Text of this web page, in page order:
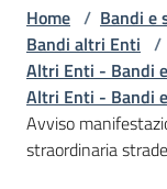
L'Agenzia
Home / Bandi e
Bandi altri Enti /
Altri Enti - Bandi
Altri Enti - Bandi
Avviso
straordinaria